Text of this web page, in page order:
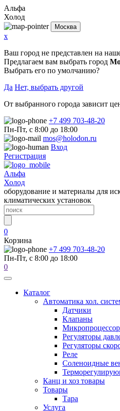
Альфа
Холод
Москва
x
Ваш город не представлен на
Предлагаем вам выбрать город
Выбрать его по умолчанию?
Да Нет, выбрать другой
От выбранного города зависит
+7 499 703-48-20
Пн-Пт, с 8:00 до 18:00
mos@holodon.ru
Вход
Регистрация
Альфа
Холод
оборудование и материалы для
климатических установок
0
Корзина
+7 499 703-48-20
Пн-Пт, с 8:00 до 18:00
0
Каталог
Автоматика хол.
Датчики
Клапаны
Регуляторы
Регуляторы
Реле
Соленоидные
Канц и хоз товары
Товары
Тара
Услуга